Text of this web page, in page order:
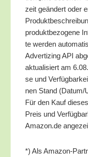
zeit geän­dert oder
pro­dukt­be­zo­ge­ne
te wer­den
Adver­tiz­ing API
aktua­li­siert am
se und
nen Stand (Datum/​
Für den Kauf
Preis und
Amazon.de
*) Als Ama­zon-